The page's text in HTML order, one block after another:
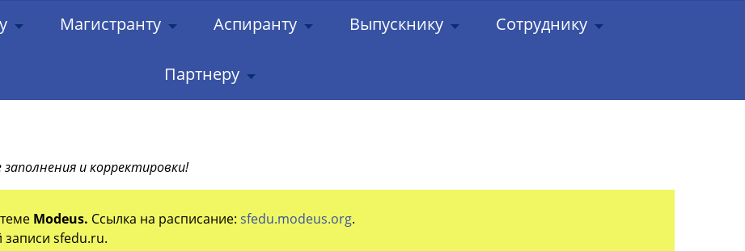
Магистранту Аспиранту Выпускнику Сотруднику
Партнеру
и корректировки!
Modeus. Ссылка на расписание: sfedu.modeus.org.
записи sfedu.ru.